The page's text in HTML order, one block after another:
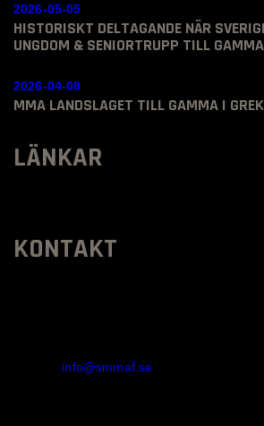
HISTORISKT DELTAGANDE NÄR
UNGDOM & SENIORTRUPP TILL
2026-05-05
MMA LANDSLAGET TILL GAMMA I
2026-04-08
LÄNKAR
KONTAKT
info@smmaf.se